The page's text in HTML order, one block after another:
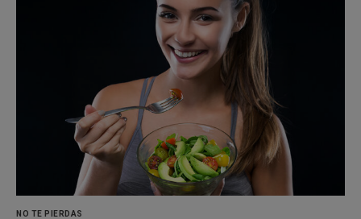
NO TE PIERDAS